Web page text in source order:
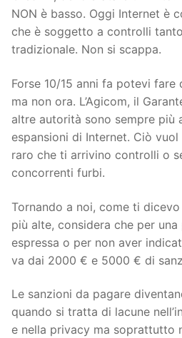
NON è basso. Oggi Internet è
che è soggetto a controlli
tradizionale. Non si scappa.
Forse 10/15 anni fa potevi fare
ma non ora. L’Agicom, il
altre autorità sono sempre più
espansioni di Internet. Ciò
raro che ti arrivino controlli o
concorrenti furbi.
Tornando a noi, come ti
più alte, considera che per
espressa o per non aver
va dai 2000 € e 5000 € di
Le sanzioni da pagare
quando si tratta di lacune
e nella privacy ma soprattutto